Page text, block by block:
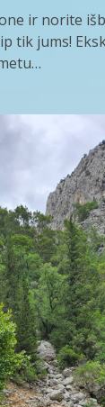
ir norite
tik jums!